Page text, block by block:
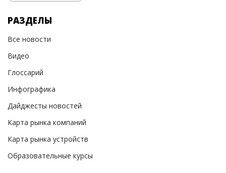
РАЗДЕЛЫ
Все новости
Видео
Глоссарий
Инфографика
Дайджесты новостей
Карта рынка компаний
Карта рынка устройств
Образовательные курсы